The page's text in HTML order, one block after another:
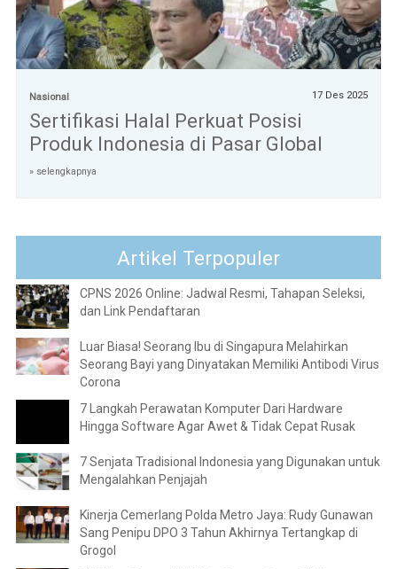
Nasional 17 Des 2025
Sertifikasi Halal Perkuat Posisi
Produk Indonesia di Pasar Global
» selengkapnya
Artikel Terpopuler
CPNS 2026 Online: Jadwal Resmi, Tahapan Seleksi,
dan Link Pendaftaran
Luar Biasa! Seorang Ibu di Singapura Melahirkan
Seorang Bayi yang Dinyatakan Memiliki Antibodi Virus
Corona
7 Langkah Perawatan Komputer Dari Hardware
Hingga Software Agar Awet & Tidak Cepat Rusak
7 Senjata Tradisional Indonesia yang Digunakan untuk
Mengalahkan Penjajah
Kinerja Cemerlang Polda Metro Jaya: Rudy Gunawan
Sang Penipu DPO 3 Tahun Akhirnya Tertangkap di
Grogol